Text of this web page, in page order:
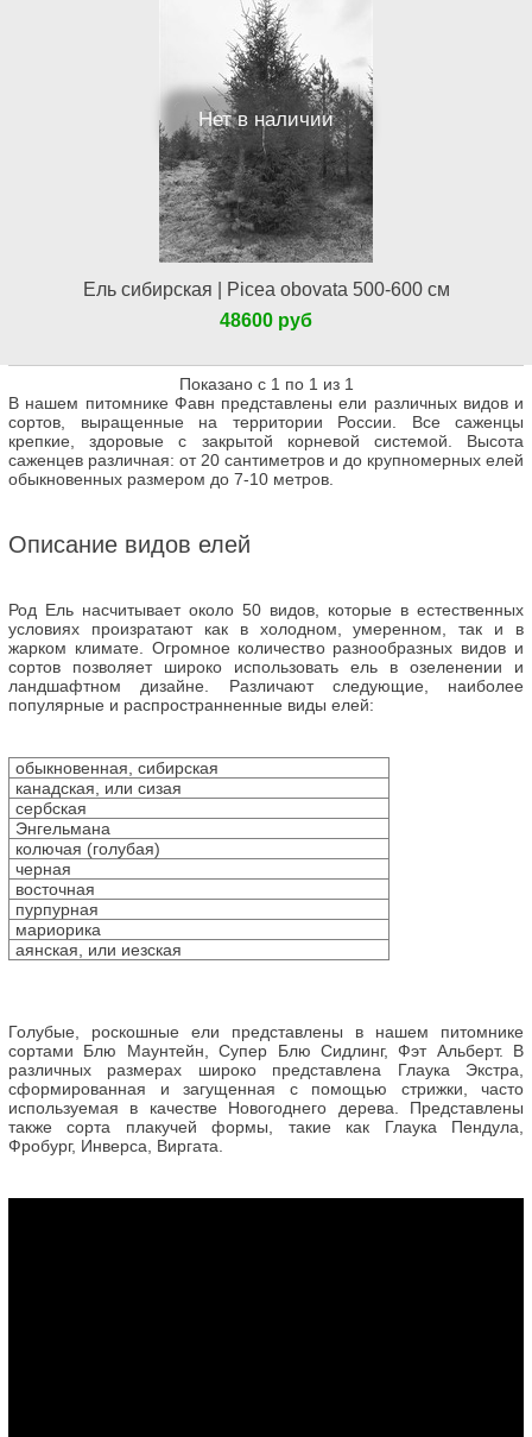
Нет в наличии
Ель сибирская | Picea obovata 500-600 см
48600 руб
Показано с 1 по 1 из 1
В нашем питомнике Фавн представлены ели различных видов и
сортов, выращенные на территории России. Все саженцы
крепкие, здоровые с закрытой корневой системой. Высота
саженцев различная: от 20 сантиметров и до крупномерных елей
обыкновенных размером до 7-10 метров.
Описание видов елей
Род Ель насчитывает около 50 видов, которые в естественных
условиях произратают как в холодном, умеренном, так и в
жарком климате. Огромное количество разнообразных видов и
сортов позволяет широко использовать ель в озеленении и
ландшафтном дизайне. Различают следующие, наиболее
популярные и распространненные виды елей:
обыкновенная, сибирская
канадская, или сизая
сербская
Энгельмана
колючая (голубая)
черная
восточная
пурпурная
мариорика
аянская, или иезская
Голубые, роскошные ели представлены в нашем питомнике
сортами Блю Маунтейн, Супер Блю Сидлинг, Фэт Альберт. В
различных размерах широко представлена Глаука Экстра,
сформированная и загущенная с помощью стрижки, часто
используемая в качестве Новогоднего дерева. Представлены
также сорта плакучей формы, такие как Глаука Пендула,
Фробург, Инверса, Виргата.